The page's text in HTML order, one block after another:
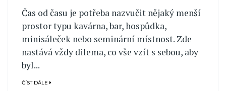
Čas od času je potřeba nazvučit nějaký menší
prostor typu kavárna, bar, hospůdka,
minisáleček nebo seminární místnost. Zde
nastává vždy dilema, co vše vzít s sebou, aby
byl...
ČÍST DÁLE